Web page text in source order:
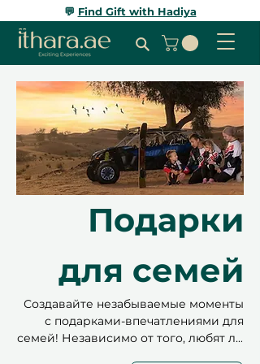
💬 Find Gift with Hadiya
Подарки
для семей
Создавайте незабываемые моменты
с подарками-впечатлениями для
семей! Независимо от того, любят ли